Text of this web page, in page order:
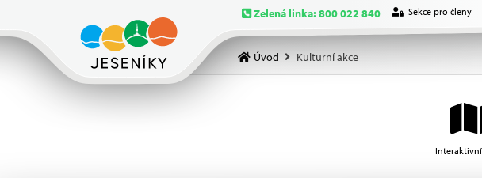
Zelená linka: 800 022 840 Sekce pro členy
Úvod Kulturní akce